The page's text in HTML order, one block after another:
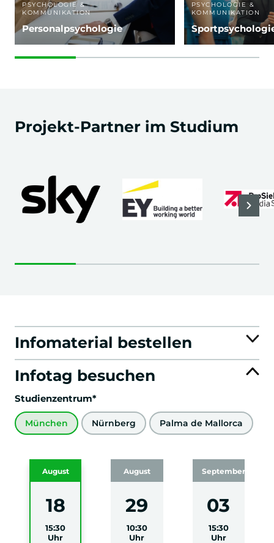
PSYCHOLOGIE &
KOMMUNIKATION
Personalpsychologie
PSYCHOLOGIE &
KOMMUNIKATION
Projekt-Partner im Studium
Infomaterial bestellen
Infotag besuchen
Studienzentrum*
München Nürnberg Palma de Mallorca
August
18
15:30
Uhr
August
29
10:30
Uhr
September
03
15:30
Uhr